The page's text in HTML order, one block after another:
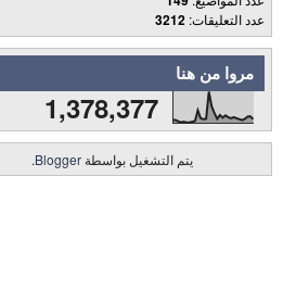
عدد التعليقات: 3212
مروا من هنا
1,378,377
يتم التشغيل بواسطة Blogger
.